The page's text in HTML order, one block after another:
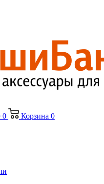
0 Корзина 0